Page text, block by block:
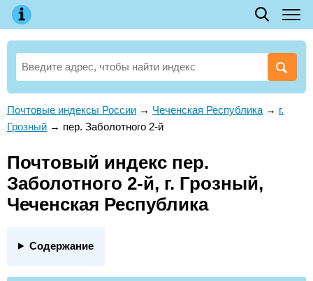
Почтовые индексы России → Чеченская Республика → г.
Грозный → пер. Заболотного 2-й
Почтовый индекс пер.
Заболотного 2-й, г. Грозный,
Чеченская Республика
Содержание